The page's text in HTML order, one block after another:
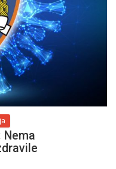
Nema